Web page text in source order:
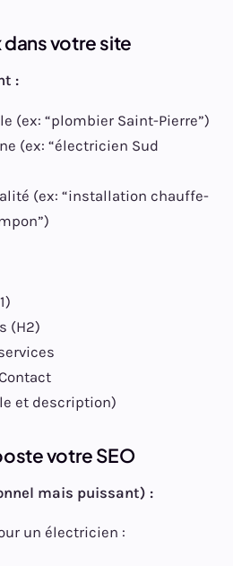
votre site
:
(ex: “plombier Saint-Pierre”)
(ex: “électricien Sud
(ex: “installation chauffe-
(H2)
et description)
votre SEO
mais puissant) :
un électricien :